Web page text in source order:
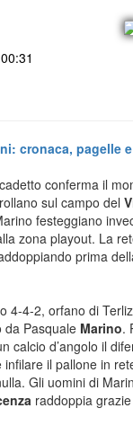
cronaca, pagelle
conferma il
sul campo del
festeggiano
zona playout. La
prima
4-4-2, orfano di
da Pasquale Marino.
calcio d’angolo il
il pallone in
Gli uomini di
raddoppia